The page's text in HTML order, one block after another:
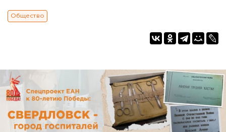
Общество